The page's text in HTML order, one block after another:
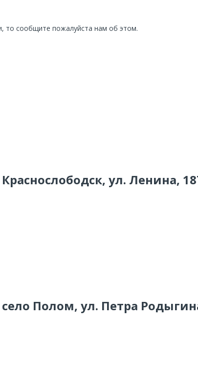
то сообщите пожалуйста нам об этом.
ул. Ленина,
Полом, ул. Петра